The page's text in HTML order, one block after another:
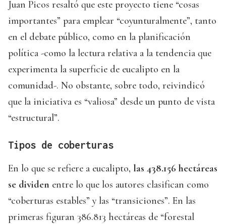
Juan Picos resaltó que este proyecto tiene “cosas
importantes” para emplear “coyunturalmente”, tanto
en el debate público, como en la planificación
política -como la lectura relativa a la tendencia que
experimenta la superficie de eucalipto en la
comunidad-. No obstante, sobre todo, reivindicó
que la iniciativa es “valiosa” desde un punto de vista
“estructural”.
Tipos de coberturas
En lo que se refiere a eucalipto, las 438.156 hectáreas
se dividen entre lo que los autores clasifican como
“coberturas estables” y las “transiciones”. En las
primeras figuran 386.813 hectáreas de “forestal